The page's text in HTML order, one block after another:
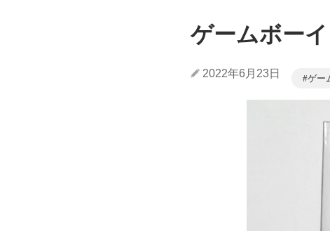
ゲームボーイ
2022年6月23日 ゲー